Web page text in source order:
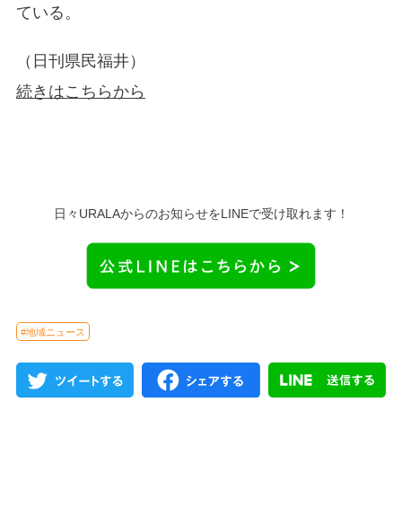
ている。
（日刊県民福井）
続きはこちらから
日々URALAからのお知らせをLINEで受け取れます！
#地域ニュース